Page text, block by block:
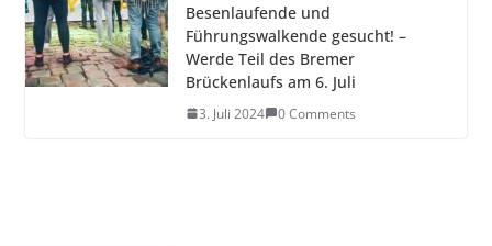
Besenlaufende und
Führungswalkende gesucht! –
Werde Teil des Bremer
Brückenlaufs am 6. Juli
3. Juli 2024 0 Comments